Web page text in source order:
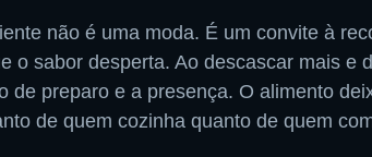
não é uma moda. É um convite à
o sabor desperta. Ao descascar mais e
de preparo e a presença. O alimento
de quem cozinha quanto de quem